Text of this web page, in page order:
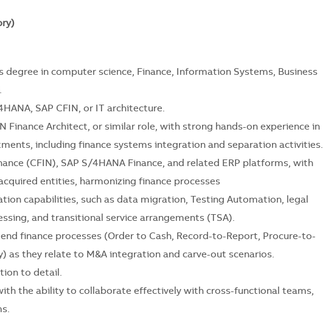
degree in computer science, Finance, Information Systems, Business
SAP CFIN, or IT architecture.
Finance Architect, or similar role, with strong hands-on experience in
including finance systems integration and separation activities.
(CFIN), SAP S/4HANA Finance, and related ERP platforms, with
entities, harmonizing finance processes
capabilities, such as data migration, Testing Automation, legal
and transitional service arrangements (TSA).
finance processes (Order to Cash, Record-to-Report, Procure-to-
as they relate to M&A integration and carve-out scenarios.
to detail.
the ability to collaborate effectively with cross-functional teams,